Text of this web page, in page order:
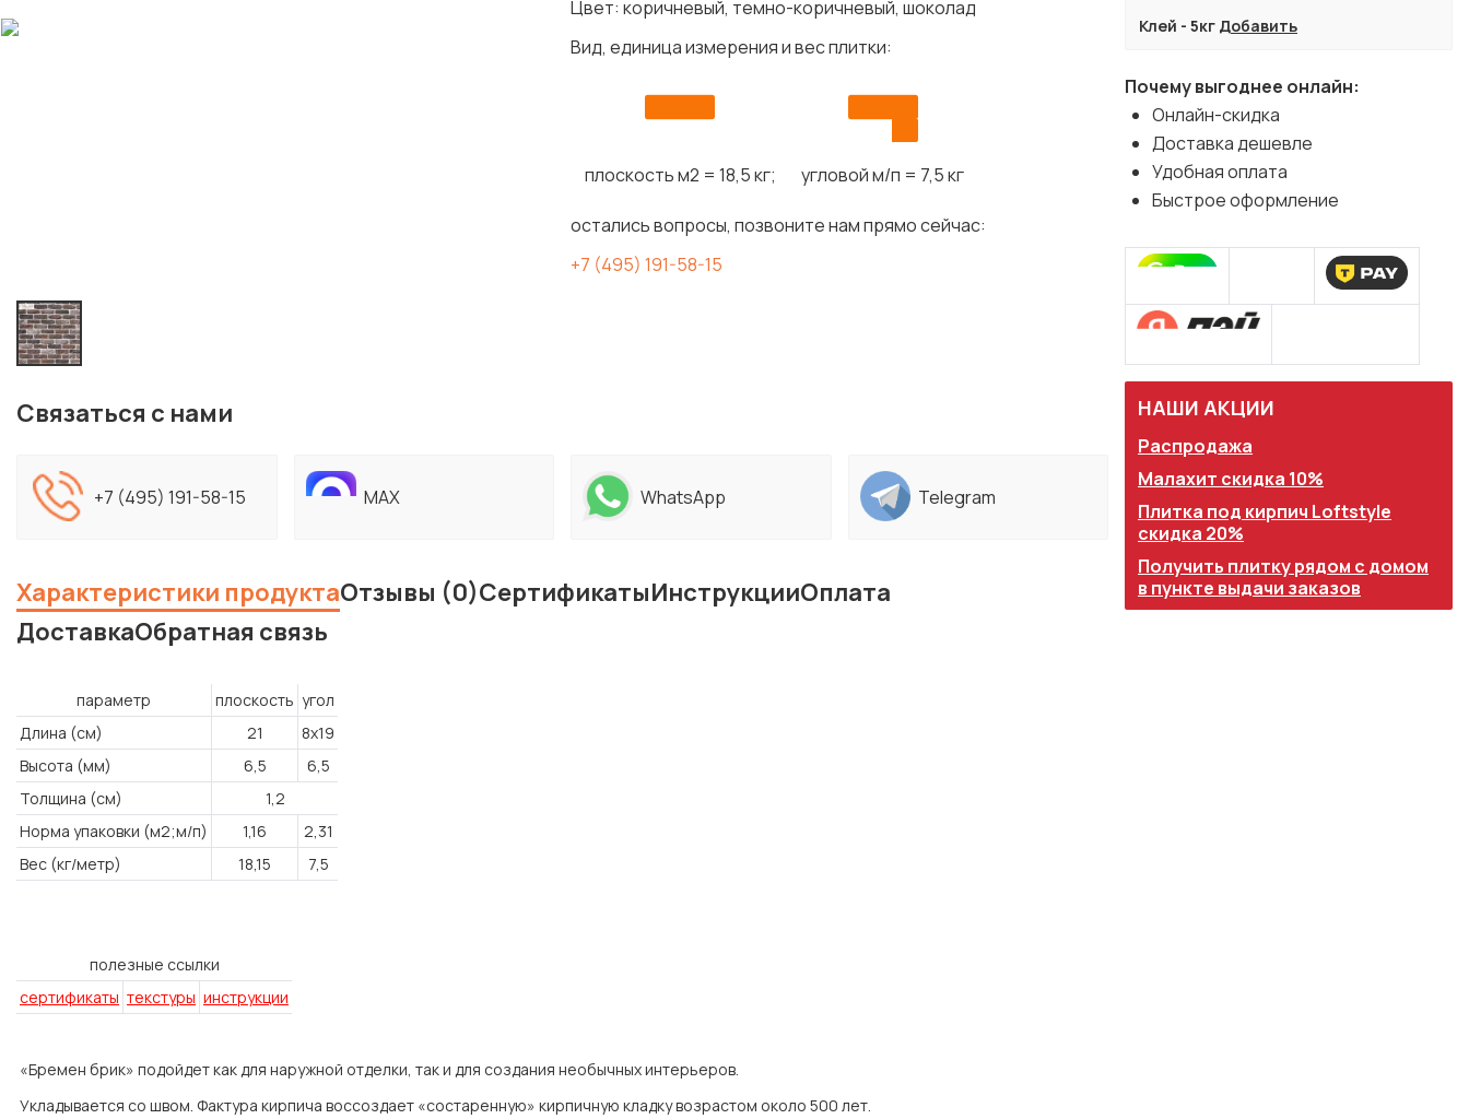
Цвет: коричневый, темно-коричневый, шоколад
Вид, единица измерения и вес плитки:
плоскость м2 = 18,5 кг; угловой м/п = 7,5 кг
остались вопросы, позвоните нам прямо сейчас:
+7 (495) 191-58-15
Клей - 5кг Добавить
Почему выгоднее онлайн:
Онлайн-скидка
Доставка дешевле
Удобная оплата
Быстрое оформление
НАШИ АКЦИИ
Распродажа
Малахит скидка 10%
Плитка под кирпич Loftstyle
скидка 20%
Получить плитку рядом с домом
в пункте выдачи заказов
Связаться с нами
+7 (495) 191-58-15 MAX WhatsApp Telegram
Характеристики продуктаОтзывы (0)СертификатыИнструкцииОплата
ДоставкаОбратная связь
параметр плоскость угол
Длина (см)
21
8x19
Высота (мм)
6,5
6,5
Толщина (см)
1,2
Норма упаковки (м2;м/п)
1,16
2,31
Вес (кг/метр)
18,15 7,5
полезные ссылки
сертификаты текстуры инструкции
«Бремен брик» подойдет как для наружной отделки, так и для создания необычных интерьеров.
Укладывается со швом. Фактура кирпича воссоздает «состаренную» кирпичную кладку возрастом около 500 лет.